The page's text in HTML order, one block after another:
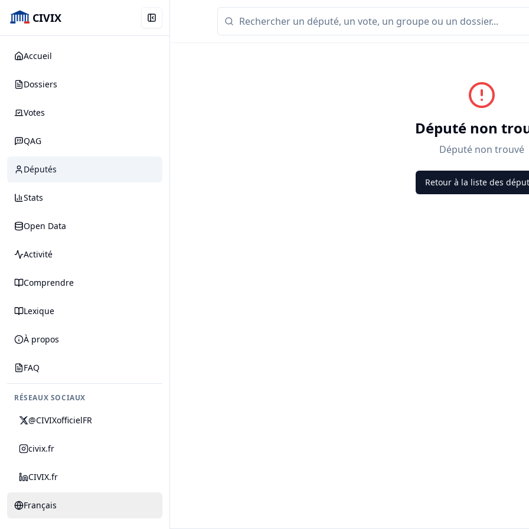
CIVIX
Accueil
Dossiers
Votes
QAG
Députés
Stats
Open Data
Activité
Comprendre
Lexique
À propos
FAQ
RÉSEAUX SOCIAUX
@CIVIXofficielFR
civix.fr
CIVIX.fr
Français
Député non
Député non trouvé
Retour à la liste des